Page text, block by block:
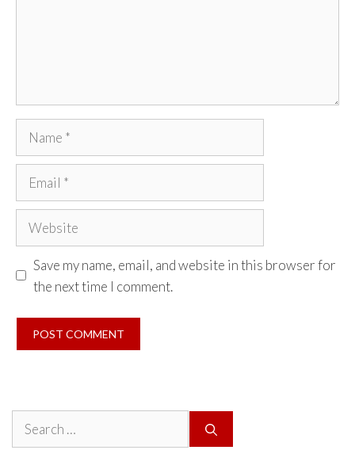
Name
Email
Website
Save my name, email, and website in this browser for
the next time I comment.
Search